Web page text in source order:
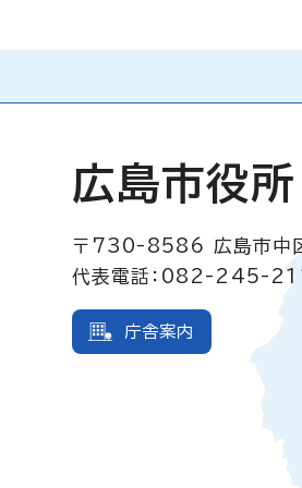
広島市役所
〒730-8586
広島市中
代表電話：082-245-
庁舎案内